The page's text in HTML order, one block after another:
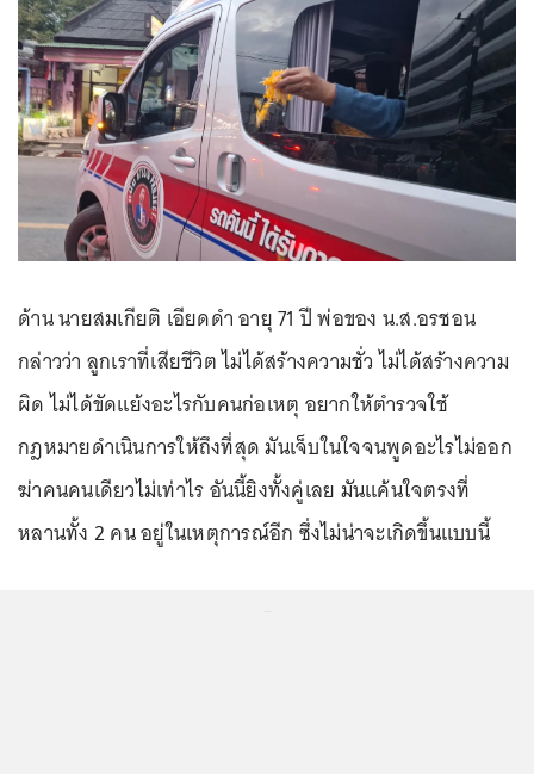
ด้าน นายสมเกียติ เอียดดำ อายุ 71 ปี พ่อของ น.ส.อรชอน
กล่าวว่า ลูกเราที่เสียชีวิต ไม่ได้สร้างความชั่ว ไม่ได้สร้างความ
ผิด ไม่ได้ขัดแย้งอะไรกับคนก่อเหตุ อยากให้ตำรวจใช้
กฎหมายดำเนินการให้ถึงที่สุด มันเจ็บในใจจนพูดอะไรไม่ออก
ฆ่าคนคนเดียวไม่เท่าไร อันนี้ยิงทั้งคู่เลย มันแค้นใจตรงที่
หลานทั้ง 2 คน อยู่ในเหตุการณ์อีก ซึ่งไม่น่าจะเกิดขึ้นแบบนี้